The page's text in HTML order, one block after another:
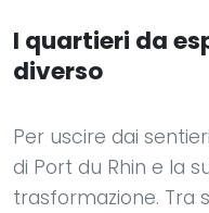
I quartieri da
diverso
Per uscire dai
di Port du Rhin e la
trasformazione.